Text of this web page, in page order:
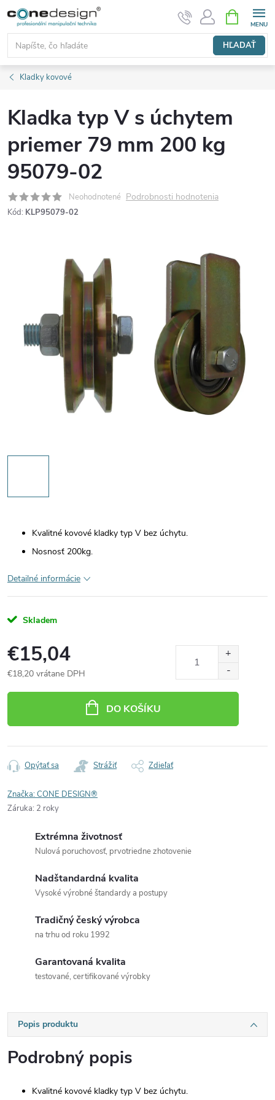
Prejsť
obsah
HĽADAŤ
KOŠÍK
Kladky kovové
Kladka typ V s úchytem
priemer 79 mm 200 kg
95079-02
Neohodnotené Podrobnosti hodnotenia
Kód: KLP95079-02
Kvalitné kovové kladky typ V bez úchytu.
Nosnosť 200kg.
Detailné informácie
Skladem
€15,04
€18,20 vrátane DPH
DO KOŠÍKU
Opýtať sa Strážiť Zdieľať
Značka:CONE DESIGN®
Záruka: 2 roky
Extrémna životnosť
Nulová poruchovosť, prvotriedne zhotovenie
Nadštandardná kvalita
Vysoké výrobné štandardy a postupy
Tradičný český výrobca
na trhu od roku 1992
Garantovaná kvalita
testované, certifikované výrobky
Popis produktu
Podrobný popis
Kvalitné kovové kladky typ V bez úchytu.